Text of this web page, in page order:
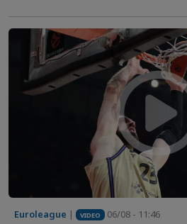
Euroleague | VIDEO 06/08 - 11:46